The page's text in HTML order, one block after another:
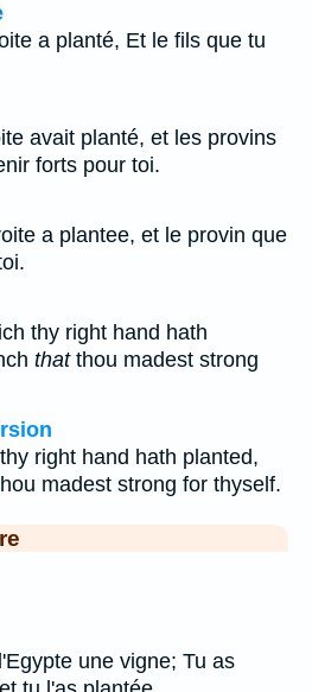
a planté, Et le fils que tu
avait planté, et les provins
forts pour toi.
a plantee, et le provin que
thy right hand hath
thatthou madest strong
right hand hath planted,
madest strong for thyself.
une vigne; Tu as